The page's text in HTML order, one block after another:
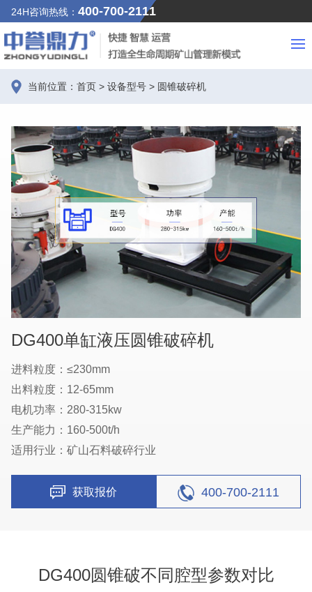
24H咨询热线： 400-700-2111
当前位置： 首页 > 设备型号 > 圆锥破碎机
DG400单缸液压圆锥破碎机
进料粒度：≤230mm
出料粒度：12-65mm
电机功率：280-315kw
生产能力：160-500t/h
适用行业：矿山石料破碎行业
获取报价 400-700-2111
DG400圆锥破不同腔型参数对比